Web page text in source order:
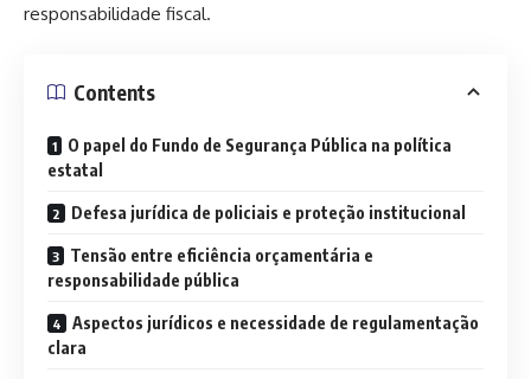
responsabilidade fiscal.
Contents
O papel do Fundo de Segurança Pública na política
estatal
Defesa jurídica de policiais e proteção institucional
Tensão entre eficiência orçamentária e
responsabilidade pública
Aspectos jurídicos e necessidade de regulamentação
clara